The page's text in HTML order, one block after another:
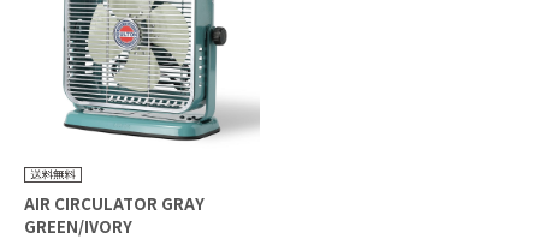
AIR CIRCULATOR GRAY
GREEN/IVORY